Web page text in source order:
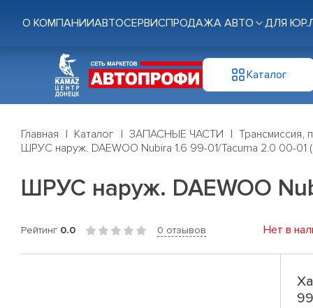
О КОМПАНИИАВТОСЕРВИСПРОДАЖА АВТО ДЛЯ
Каталог
Главная Каталог ЗАПАСНЫЕ ЧАСТИ
Трансмиссия,
ШРУС наруж. DAEWOO Nubira 1.6 99-01/Tacuma 2.0 00-01
ШРУС наруж. DAEWOO
Рейтинг 0.0 0 отзывов Нет в